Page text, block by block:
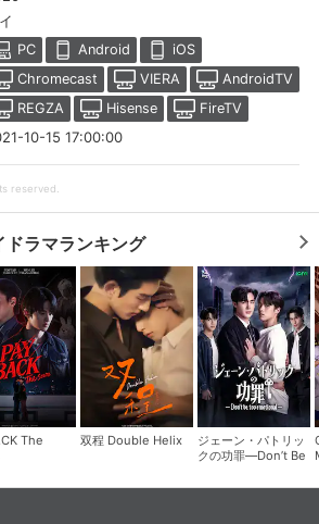
PC Android
iOS
Chromecast
VIERA
AndroidTV
REGZA
Hisense
FireTV
10-15 17:00:00
reserved.
ドラマランキング
The
双程 Double Helix
ジェーン・パトリッ
クの功罪―Don’t Be